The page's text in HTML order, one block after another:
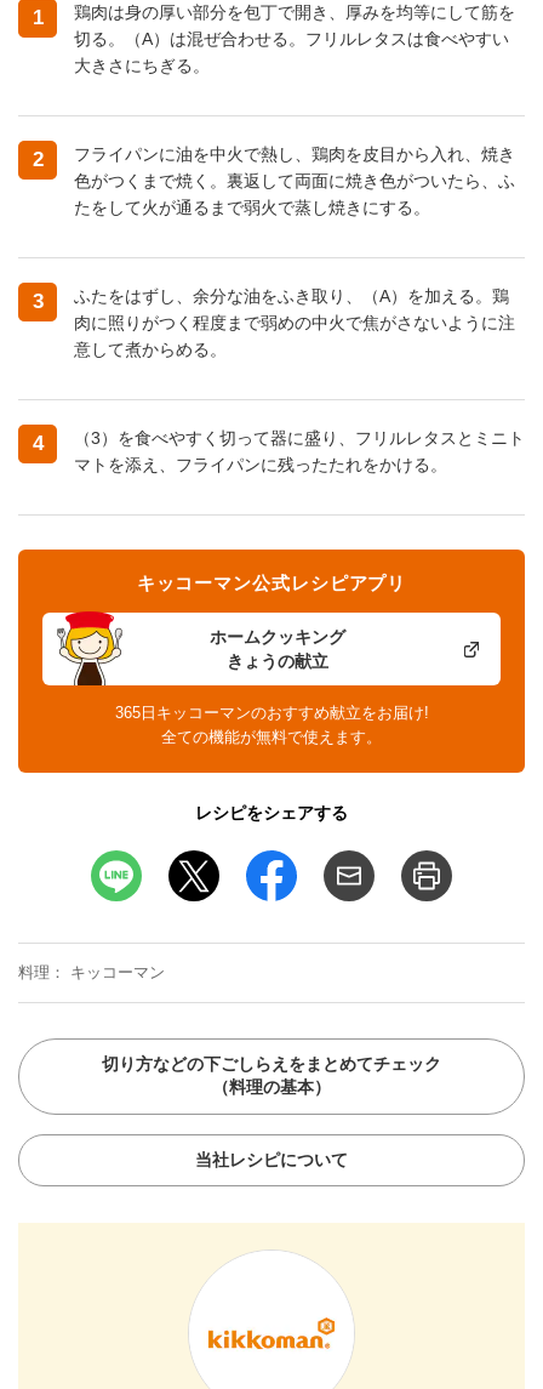
1
鶏肉は身の厚い部分を包丁で開き、厚みを均等にして筋を
切る。（A）は混ぜ合わせる。フリルレタスは食べやすい
大きさにちぎる。
2
フライパンに油を中火で熱し、鶏肉を皮目から入れ、焼き
色がつくまで焼く。裏返して両面に焼き色がついたら、ふ
たをして火が通るまで弱火で蒸し焼きにする。
3
ふたをはずし、余分な油をふき取り、（A）を加える。鶏
肉に照りがつく程度まで弱めの中火で焦がさないように注
意して煮からめる。
4
（3）を食べやすく切って器に盛り、フリルレタスとミニト
マトを添え、フライパンに残ったたれをかける。
ホームクッキング
きょうの献立
キッコーマン公式レシピアプリ
365日キッコーマンのおすすめ献立をお届け!
全ての機能が無料で使えます。
レシピをシェアする
料理 キッコーマン
切り方などの下ごしらえをまとめてチェック
（料理の基本）
当社レシピについて